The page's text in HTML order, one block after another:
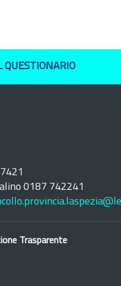
QUESTIONARIO
0187 742241
Trasparente